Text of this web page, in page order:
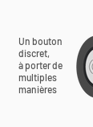
Un bouton
discret,
à porter de
multiples
manières